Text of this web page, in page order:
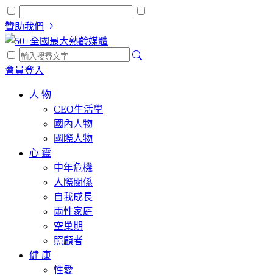
贊助我們
會員登入
人 物
CEO生活學
國內人物
國際人物
心 靈
中年危機
人際關係
自我成長
兩性家庭
空巢期
照顧者
健 康
性愛